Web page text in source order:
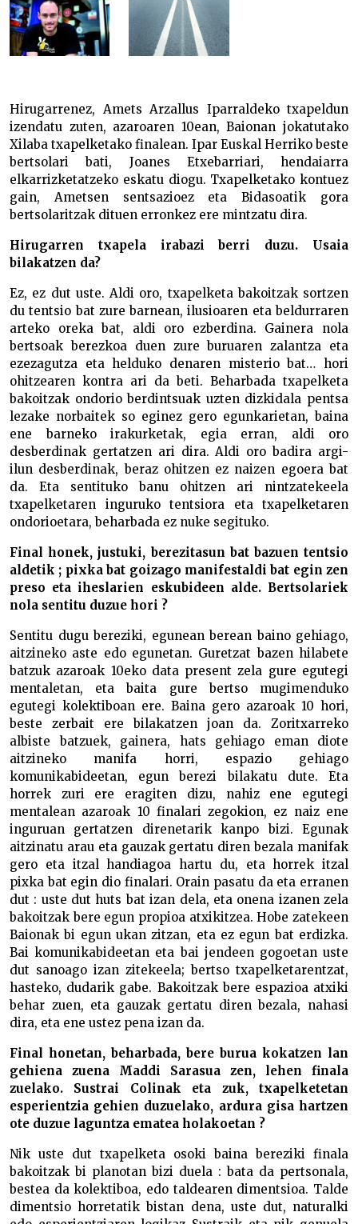
Hirugarrenez, Amets Arzallus Iparraldeko txapeldun
izendatu zuten, azaroaren 10ean, Baionan jokatutako
Xilaba txapelketako finalean. Ipar Euskal Herriko beste
bertsolari bati, Joanes Etxebarriari, hendaiarra
elkarrizketatzeko eskatu diogu. Txapelketako kontuez
gain, Ametsen sentsazioez eta Bidasoatik gora
bertsolaritzak dituen erronkez ere mintzatu dira.
Hirugarren txapela irabazi berri duzu. Usaia
bilakatzen da?
Ez, ez dut uste. Aldi oro, txapelketa bakoitzak sortzen
du tentsio bat zure barnean, ilusioaren eta beldurraren
arteko oreka bat, aldi oro ezberdina. Gainera nola
bertsoak berezkoa duen zure buruaren zalantza eta
ezezagutza eta helduko denaren misterio bat… hori
ohitzearen kontra ari da beti. Beharbada txapelketa
bakoitzak ondorio berdintsuak uzten dizkidala pentsa
lezake norbaitek so eginez gero egunkarietan, baina
ene barneko irakurketak, egia erran, aldi oro
desberdinak gertatzen ari dira. Aldi oro badira argi-
ilun desberdinak, beraz ohitzen ez naizen egoera bat
da. Eta sentituko banu ohitzen ari nintzatekeela
txapelketaren inguruko tentsiora eta txapelketaren
ondorioetara, beharbada ez nuke segituko.
Final honek, justuki, berezitasun bat bazuen tentsio
aldetik ; pixka bat goizago manifestaldi bat egin zen
preso eta iheslarien eskubideen alde. Bertsolariek
nola sentitu duzue hori ?
Sentitu dugu bereziki, egunean berean baino gehiago,
aitzineko aste edo egunetan. Guretzat bazen hilabete
batzuk azaroak 10eko data present zela gure egutegi
mentaletan, eta baita gure bertso mugimenduko
egutegi kolektiboan ere. Baina gero azaroak 10 hori,
beste zerbait ere bilakatzen joan da. Zoritxarreko
albiste batzuek, gainera, hats gehiago eman diote
aitzineko manifa horri, espazio gehiago
komunikabideetan, egun berezi bilakatu dute. Eta
horrek zuri ere eragiten dizu, nahiz ene egutegi
mentalean azaroak 10 finalari zegokion, ez naiz ene
inguruan gertatzen direnetarik kanpo bizi. Egunak
aitzinatu arau eta gauzak gertatu diren bezala manifak
gero eta itzal handiagoa hartu du, eta horrek itzal
pixka bat egin dio finalari. Orain pasatu da eta erranen
dut : uste dut huts bat izan dela, eta onena izanen zela
bakoitzak bere egun propioa atxikitzea. Hobe zatekeen
Baionak bi egun ukan zitzan, eta ez egun bat erdizka.
Bai komunikabideetan eta bai jendeen gogoetan uste
dut sanoago izan zitekeela; bertso txapelketarentzat,
hasteko, dudarik gabe. Bakoitzak bere espazioa atxiki
behar zuen, eta gauzak gertatu diren bezala, nahasi
dira, eta ene ustez pena izan da.
Final honetan, beharbada, bere burua kokatzen lan
gehiena zuena Maddi Sarasua zen, lehen finala
zuelako. Sustrai Colinak eta zuk, txapelketetan
esperientzia gehien duzuelako, ardura gisa hartzen
ote duzue laguntza ematea holakoetan ?
Nik uste dut txapelketa osoki baina bereziki finala
bakoitzak bi planotan bizi duela : bata da pertsonala,
bestea da kolektiboa, edo taldearen dimentsioa. Talde
dimentsio horretatik bistan dena, uste dut, naturalki